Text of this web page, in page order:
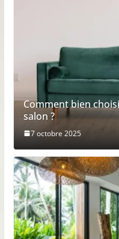
Comment bien
salon ?
7 octobre 2025